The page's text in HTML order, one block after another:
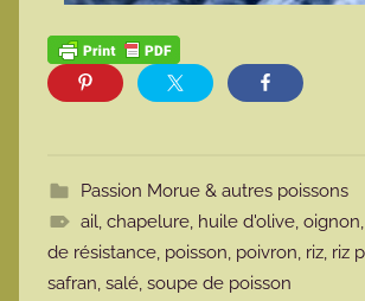
Passion Morue & autres poissons
ail, chapelure, huile d'olive, oignon,
de résistance, poisson, poivron, riz, riz
safran, salé, soupe de poisson